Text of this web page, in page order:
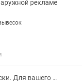
рекламе
Неоновые вывески. Для вашего интерьера. Реклама, оформление.